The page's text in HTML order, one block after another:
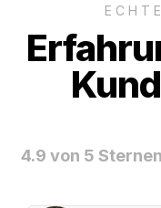
4.9 von 5 Sternen